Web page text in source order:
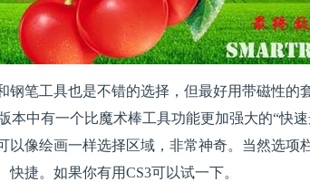
钢笔工具也是不错的选择，但最好用带磁性的
本中有一个比魔术棒工具功能更加强大的“快速
以像绘画一样选择区域，非常神奇。当然选项
捷。如果你有用CS3可以试一下。